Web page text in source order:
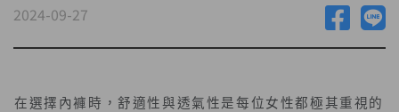
2024-09-27
在選擇內褲時，舒適性與透氣性是每位女性都極其重視的